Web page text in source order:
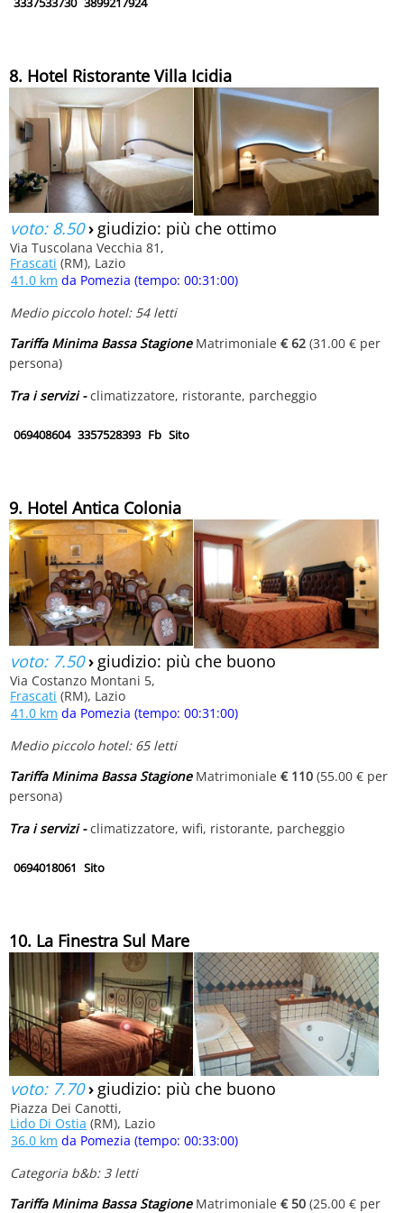
8. Hotel Ristorante Villa Icidia
voto: 8.50› giudizio: più che ottimo
Via Tuscolana Vecchia 81,
Frascati (RM), Lazio
41.0 km da Pomezia (tempo: 00:31:00)
Medio piccolo hotel: 54 letti
Tariffa Minima Bassa StagioneMatrimoniale € 62 (31.00 € per
persona)
Tra i servizi -climatizzatore, ristorante, parcheggio
069408604 3357528393 Fb Sito
9. Hotel Antica Colonia
voto: 7.50› giudizio: più che buono
Via Costanzo Montani 5,
Frascati (RM), Lazio
41.0 km da Pomezia (tempo: 00:31:00)
Medio piccolo hotel: 65 letti
Tariffa Minima Bassa StagioneMatrimoniale € 110 (55.00 € per
persona)
Tra i servizi -climatizzatore, wifi, ristorante, parcheggio
0694018061 Sito
10. La Finestra Sul Mare
voto: 7.70› giudizio: più che buono
Piazza Dei Canotti,
Lido Di Ostia (RM), Lazio
36.0 km da Pomezia (tempo: 00:33:00)
Categoria b&b: 3 letti
Tariffa Minima Bassa StagioneMatrimoniale € 50 (25.00 € per